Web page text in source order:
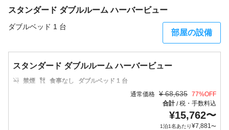
スタンダード ダブルルーム ハーバービュー
ダブルベッド 1 台
部屋の設備
スタンダード ダブルルーム ハーバービュー
禁煙 食事なし
ダブルベッド 1 台
通常価格 ¥ 68,635 77%OFF
合計/税・手数料込
¥15,762〜
1泊1名あたり¥7,881〜